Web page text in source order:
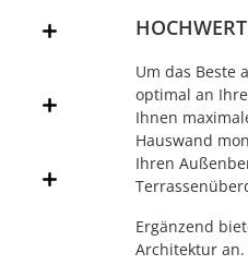
Um das Beste
optimal an
Ihnen
Hauswand
Ihren
Ergänzend
Architektur an.